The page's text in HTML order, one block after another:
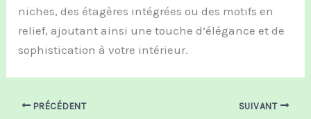
niches, des étagères intégrées ou des motifs en
relief, ajoutant ainsi une touche d’élégance et de
sophistication à votre intérieur.
PRÉCÉDENT SUIVANT